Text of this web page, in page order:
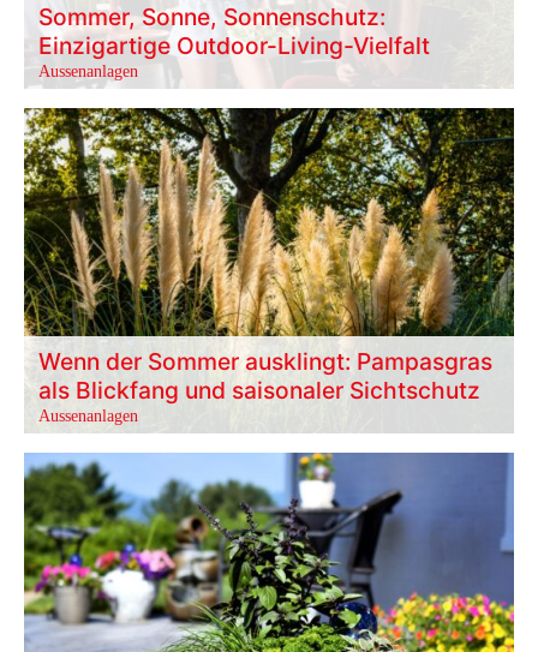
Sommer, Sonne, Sonnenschutz:
Einzigartige Outdoor-Living-Vielfalt
Aussenanlagen
Wenn der Sommer ausklingt: Pampasgras
als Blickfang und saisonaler Sichtschutz
Aussenanlagen